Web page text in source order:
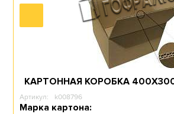
Перейти в раздел
КАРТОННАЯ КОРОБКА
Артикул: k008796
Марка картона: